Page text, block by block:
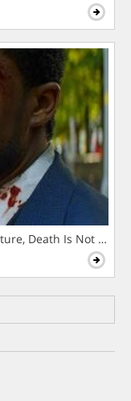
Death Is Not The